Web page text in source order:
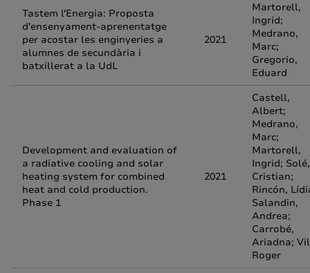
Tastem l'Energia: Proposta
d'ensenyament-aprenentatge
per acostar les enginyeries a
alumnes de secundària i
batxillerat a la UdL
2021
Martorell,
Ingrid;
Medrano,
Marc;
Gregorio,
Eduard
Development and evaluation of
a radiative cooling and solar
heating system for combined
heat and cold production.
Phase 1
2021
Castell,
Albert;
Medrano,
Marc;
Martorell,
Ingrid; Solé,
Cristian;
Rincón,
Salandin,
Andrea;
Carrobé,
Ariadna;
Roger